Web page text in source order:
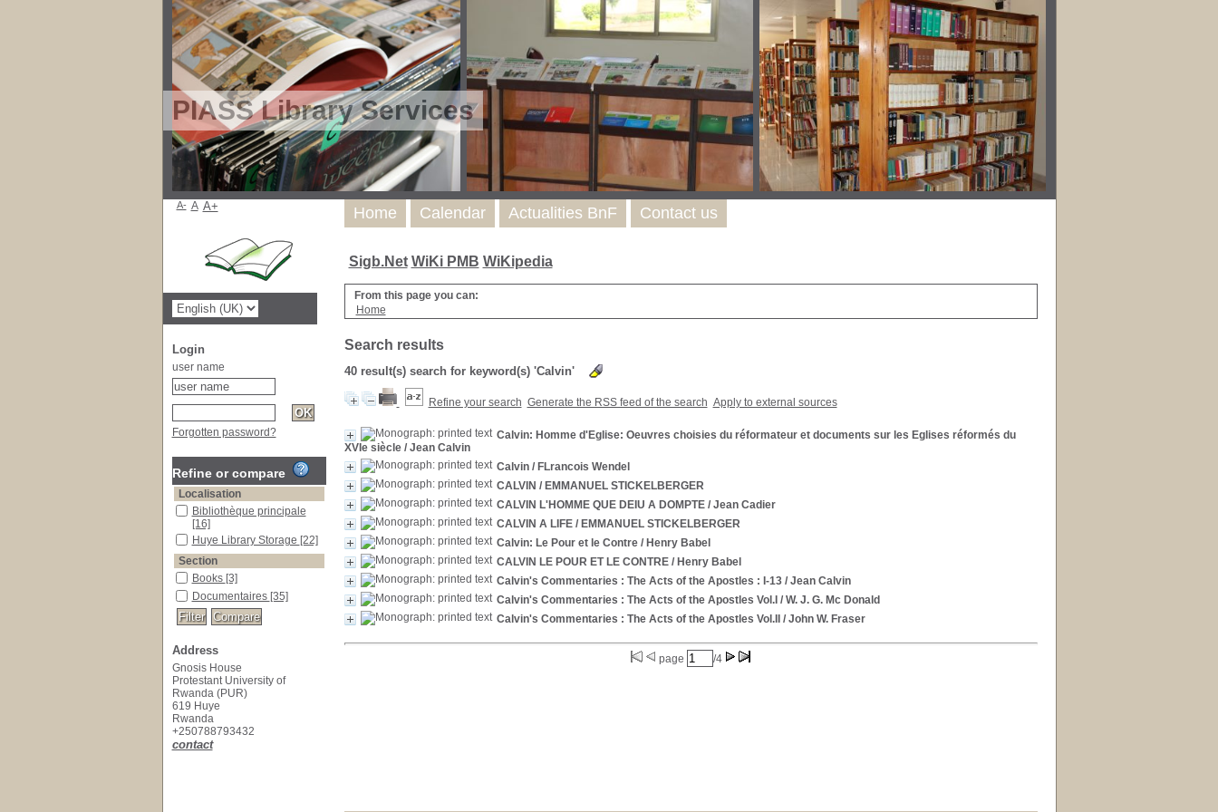
PIASS Library Services
Sigb.Net WiKi PMB WiKipedia
From this page you can:
Home
Search results
40 result(s) search for keyword(s) 'Calvin'
Refine your search Generate the RSS feed of the search Apply to external sources
Calvin: Homme d'Eglise: Oeuvres choisies du réformateur et documents sur les Eglises réformés du
XVIe siècle/ Jean Calvin
Calvin/ FLrancois Wendel
CALVIN / EMMANUEL STICKELBERGER
CALVIN L'HOMME QUE DEIU A DOMPTE/ Jean Cadier
CALVIN A LIFE/ EMMANUEL STICKELBERGER
Calvin: Le Pour et le Contre/ Henry Babel
CALVIN LE POUR ET LE CONTRE/ Henry Babel
Calvin's Commentaries : The Acts of the Apostles : I-13/ Jean Calvin
Calvin's Commentaries : The Acts of the Apostles Vol.I / W. J. G. Mc Donald
Calvin's Commentaries : The Acts of the Apostles Vol.II
/ John W. Fraser
page /4
Home Calendar Actualities BnF Contact us
A- A A+
Login
user name
Forgotten password?
Refine or compare
Localisation
Bibliothèque principale
[16]
Huye Library Storage [22]
Section
Books [3]
Documentaires [35]
Address
Gnosis House
Protestant University of
Rwanda (PUR)
619 Huye
Rwanda
+250788793432
contact